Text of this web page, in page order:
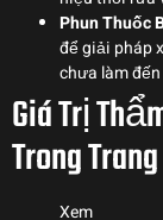
Phun Thuốc
để giải pháp
chưa làm
Giá Trị
Trong
Xem